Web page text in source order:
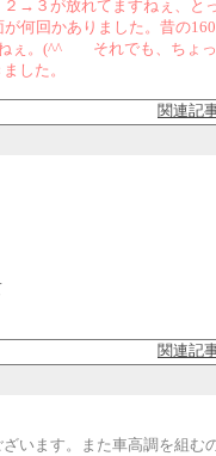
→３が放れてますねぇ、と
何回かありました。昔の
ぇ。(^^ゞ それでも、ちょ
した。
関連記
関連記
います。また車高調を組む